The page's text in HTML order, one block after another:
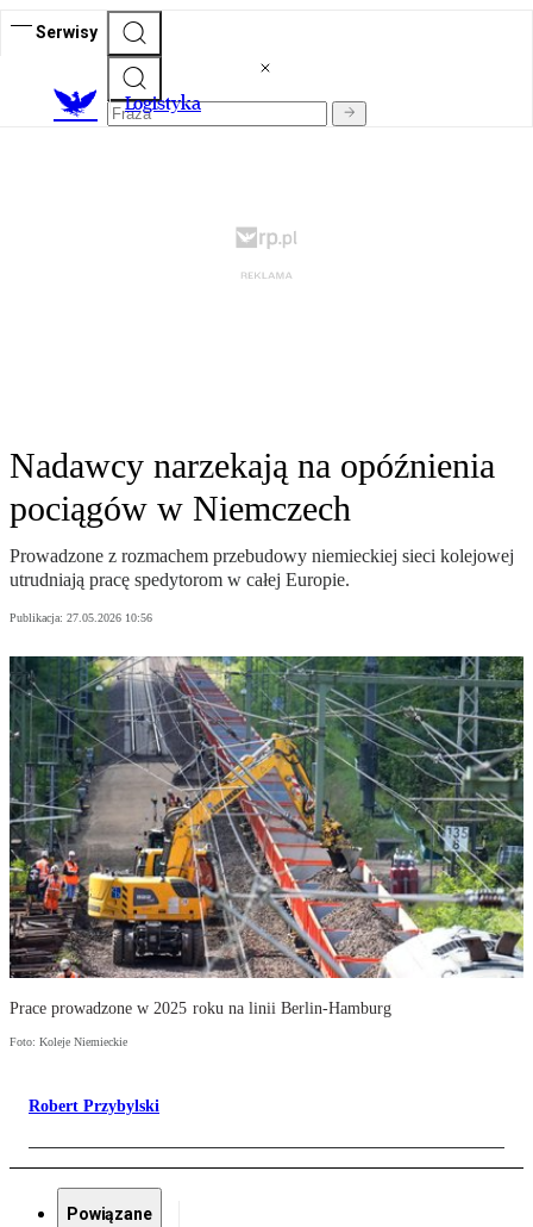
Serwisy
Logistyka
Nadawcy narzekają na opóźnienia
pociągów w Niemczech
Prowadzone z rozmachem przebudowy niemieckiej sieci kolejowej
utrudniają pracę spedytorom w całej Europie.
Publikacja: 27.05.2026 10:56
Prace prowadzone w 2025 roku na linii Berlin-Hamburg
Foto: Koleje Niemieckie
Robert Przybylski
Powiązane